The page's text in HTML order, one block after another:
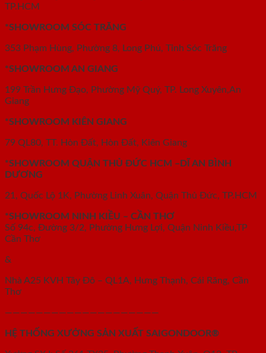
TP.HCM
*SHOWROOM SÓC TRĂNG
353 Phạm Hùng, Phường 8, Long Phú, Tỉnh Sóc Trăng
*SHOWROOM AN GIANG
199 Trần Hưng Đạo, Phường Mỹ Quý, TP. Long Xuyên,An
Giang
*SHOWROOM KIÊN GIANG
79 QL80, TT. Hòn Đất, Hòn Đất, Kiên Giang
*SHOWROOM QUẬN THỦ ĐỨC HCM –DĨ AN BÌNH
DƯƠNG
21, Quốc Lộ 1K, Phường Linh Xuân, Quận Thủ Đức, TP.HCM
*SHOWROOM NINH KIỀU – CẦN THƠ
Số 94c, Đường 3/2, Phường Hưng Lợi, Quận Ninh Kiều,TP
Cần Thơ
&
Nhà A25 KVH Tây Đô – QL1A, Hưng Thạnh, Cái Răng, Cần
Thơ
————————————————————
HỆ THỐNG XƯỞNG SẢN XUẤT SAIGONDOOR®